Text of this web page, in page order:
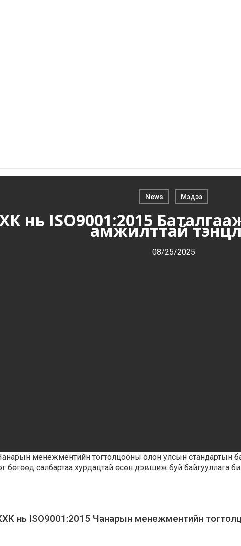
News Мэдээ
нь ISO9001:2015
амжилттай
08/25/2025
менежментийн тогтолцооны олон улсын стандартын
салбартаа хурдацтай өсөн дэвшиж буй байгууллага
нь ISO9001:2015 Чанарын менежментийн